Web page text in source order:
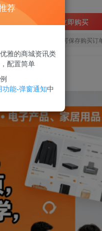
立即购买
录！建议登陆后购买，可保存购买订
更新0704）
荐
雅的商城资讯类
配置简单
能-弹窗通知中